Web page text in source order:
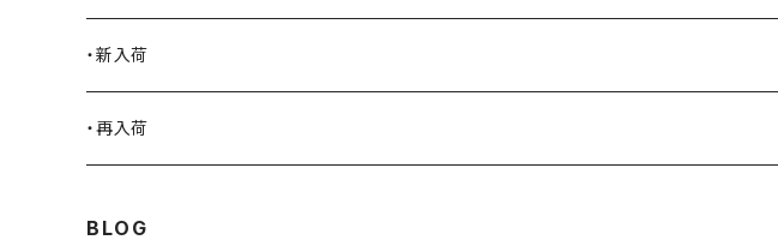
Blundstone
BLACK JACK BOOTS
食品
ライター
・新入荷
2026.7.31
・再入荷
BLOG